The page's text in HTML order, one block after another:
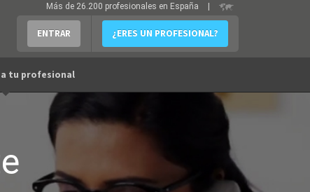
ENTRAR ¿ERES UN PROFESIONAL?
Más de 26.200 profesionales en España
a tu profesional